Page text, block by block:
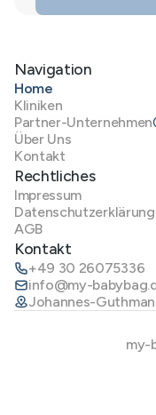
Navigation
Home
Kliniken
Partner-Unternehmen
Über Uns
Kontakt
Rechtliches
Impressum
Datenschutzerklärung
AGB
Kontakt
+49 30 26075336
info@my-
Johannes-
my-